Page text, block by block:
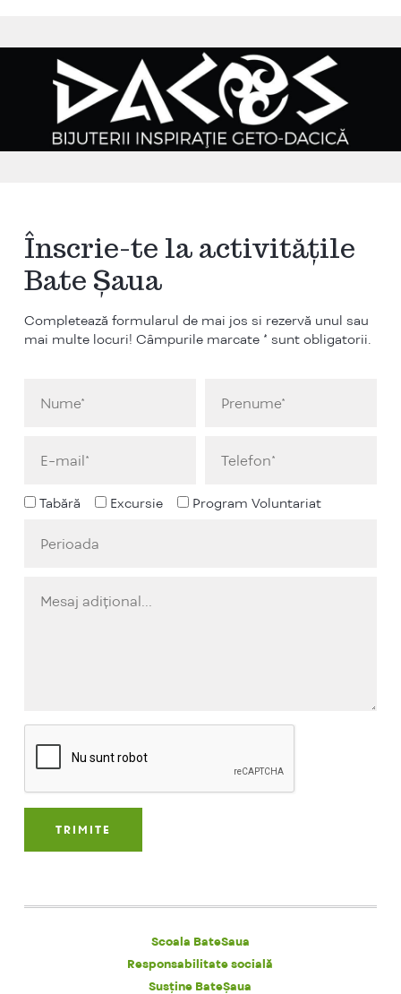
Înscrie-te la activitățile
Bate Șaua
Completează formularul de mai jos si rezervă unul sau
mai multe locuri! Câmpurile marcate * sunt obligatorii.
Tabără Excursie Program Voluntariat
Scoala BateSaua
Responsabilitate socială
Susține BateȘaua